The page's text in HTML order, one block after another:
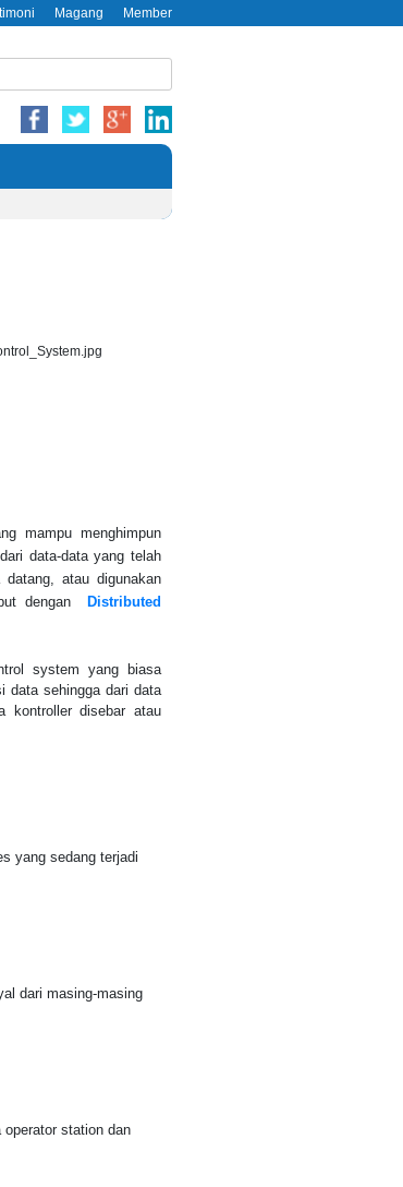
Magang Member
mampu menghimpun
data-data yang telah
atau digunakan
dengan
Distributed
system yang biasa
data sehingga dari data
kontroller disebar atau
yang sedang terjadi
dari masing-masing
operator station dan